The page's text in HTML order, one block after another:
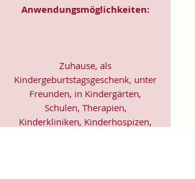
Anwendungsmöglichkeiten:
Zuhause, als
Kindergeburtstagsgeschenk, unter
Freunden, in Kindergärten,
Schulen, Therapien,
Kinderkliniken, Kinderhospizen,